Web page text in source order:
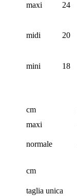
maxi 24
midi 20
mini 18
cm
maxi
normale
cm
taglia unica